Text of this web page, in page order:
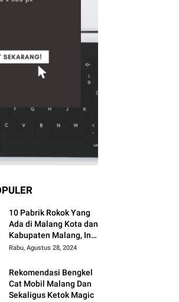
10 Pabrik Rokok Yang
Ada di Malang Kota dan
Kabupaten Malang, Ini
Alamat dan
Rabu, Agustus 28, 2024
Rekomendasi Bengkel
Cat Mobil Malang Dan
Sekaligus Ketok Magic